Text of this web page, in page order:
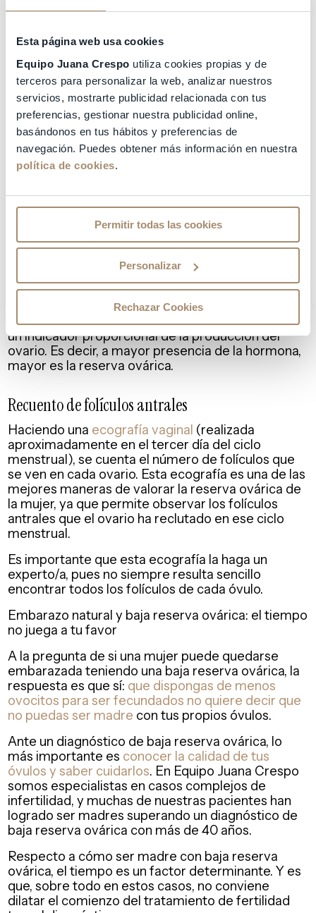
Esta página web usa cookies
Equipo Juana Crespo utiliza cookies propias y de
terceros para personalizar la web, analizar nuestros
servicios, mostrarte publicidad relacionada con tus
preferencias, gestionar nuestra publicidad online,
basándonos en tus hábitos y preferencias de
navegación. Puedes obtener más información en nuestra
política de cookies.
Permitir todas las cookies
Personalizar
Rechazar Cookies
El estradiol
: una de las funciones de este
estrógeno es activar la hormona LH,
responsable de producir la ovulación y preparar
el endometrio para la implantación del embrión.
Los niveles de estradiol, en conjunto con las
otras pruebas, nos ayudan a valorar la reserva
ovárica.
LH (lutropina): esta hormona es la encargada de
desencadenar la ovulación y dar orden a la
progesterona, cuando se produzca el
embrión.
Prueba de la hormona antimülleriana (AMH)
Este es uno de los marcadores mucho más fiables
para determinar la reserva ovárica.
necesario esperar a ningún momento concreto del
para medir la hormona
antimülleriana: producida en el folículo ovárico, es
un indicador proporcional de la producción del
ovario. Es decir, a mayor presencia de la hormona,
mayor es la reserva ovárica.
Recuento de folículos antrales
Haciendo una ecografía vaginal (realizada
aproximadamente en el tercer día del ciclo
menstrual), se cuenta el número de folículos que
se ven en cada ovario. Esta ecografía es una de las
mejores maneras de valorar la reserva ovárica de
la mujer, ya que permite observar los folículos
antrales que el ovario ha reclutado en ese ciclo
menstrual.
Es importante que esta ecografía la haga un
experto/a, pues no siempre resulta sencillo
encontrar todos los folículos de cada óvulo.
Embarazo natural y baja reserva ovárica: el tiempo
no juega a tu favor
A la pregunta de si una mujer puede quedarse
embarazada teniendo una baja reserva ovárica, la
respuesta es que sí: que dispongas de menos
ovocitos para ser fecundados no quiere decir que
no puedas ser madre con tus propios óvulos.
Ante un diagnóstico de baja reserva ovárica, lo
más importante es conocer la calidad de tus
óvulos y saber cuidarlos. En Equipo Juana Crespo
somos especialistas en casos complejos de
infertilidad, y muchas de nuestras pacientes han
logrado ser madres superando un diagnóstico de
baja reserva ovárica con más de 40 años.
Respecto a cómo ser madre con baja reserva
ovárica, el tiempo es un factor determinante. Y es
que, sobre todo en estos casos, no conviene
dilatar el comienzo del tratamiento de fertilidad